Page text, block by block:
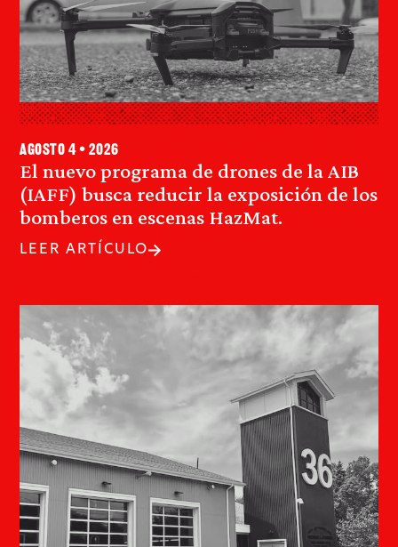
El nuevo programa de drones de la AIB
(IAFF) busca reducir la exposición de los
bomberos en escenas HazMat.
agosto 4 • 2026
LEER ARTÍCULO